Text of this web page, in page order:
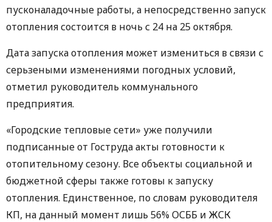
пусконаладочные работы, а непосредственно запуск
отопления состоится в ночь с 24 на 25 октября.
Дата запуска отопления может измениться в связи с
серьзеными изменениями погодных условий,
отметил руководитель коммунального
предприятия.
«Городские тепловые сети» уже получили
подписанные от Гоструда акты готовности к
отопительному сезону. Все объекты социальной и
бюджетной сферы также готовы к запуску
отопления. Единственное, по словам руководителя
КП, на данный момент лишь 56% ОСББ и ЖСК